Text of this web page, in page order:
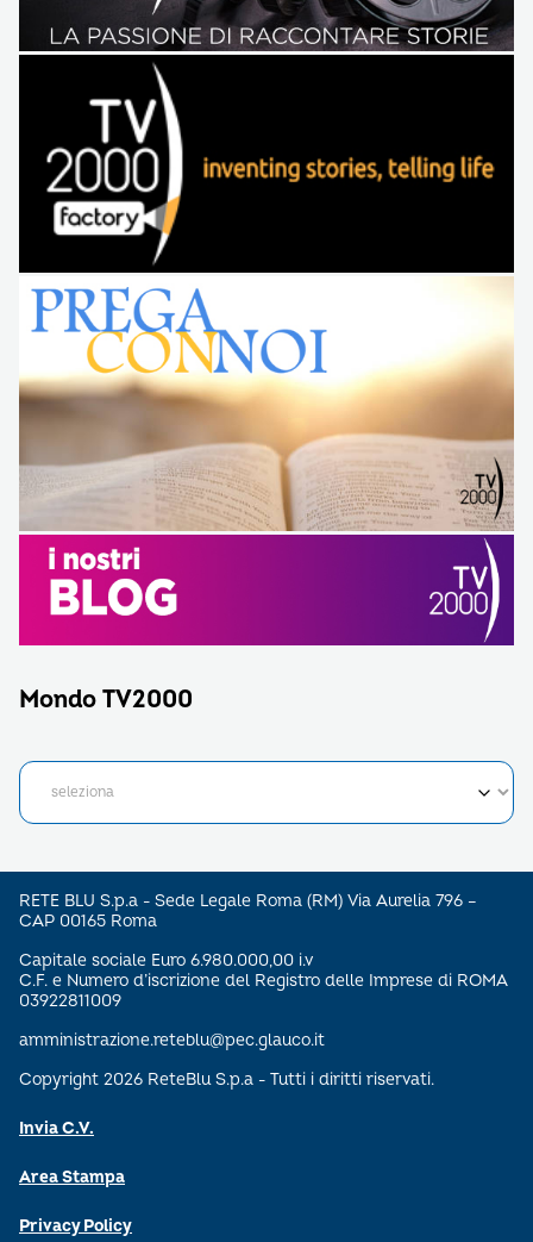
Mondo TV2000
RETE BLU S.p.a - Sede Legale Roma (RM) Via Aurelia 796 –
CAP 00165 Roma
Capitale sociale Euro 6.980.000,00 i.v
C.F. e Numero d’iscrizione del Registro delle Imprese di ROMA
03922811009
amministrazione.reteblu@pec.glauco.it
Copyright 2026 ReteBlu S.p.a - Tutti i diritti riservati.
Invia C.V.
Area Stampa
Privacy Policy